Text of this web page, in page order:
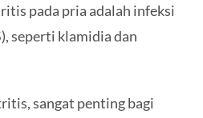
pada pria adalah infeksi
seperti klamidia dan
sangat penting bagi